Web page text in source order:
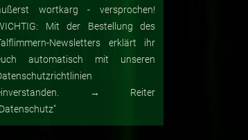
wortkarg - versprochen!
Mit der Bestellung des
Newsletters erklärt ihr
automatisch mit unseren
→ Reiter